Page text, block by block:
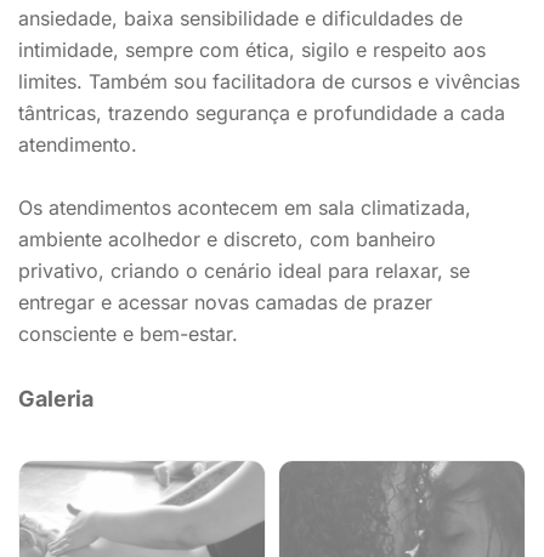
ansiedade, baixa sensibilidade e dificuldades de
intimidade, sempre com ética, sigilo e respeito aos
limites. Também sou facilitadora de cursos e vivências
tântricas, trazendo segurança e profundidade a cada
atendimento.
Os atendimentos acontecem em sala climatizada,
ambiente acolhedor e discreto, com banheiro
privativo, criando o cenário ideal para relaxar, se
entregar e acessar novas camadas de prazer
consciente e bem-estar.
Galeria